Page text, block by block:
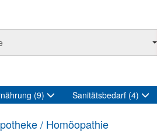
(9) Sanitätsbedarf (4)
/ Homöopathie